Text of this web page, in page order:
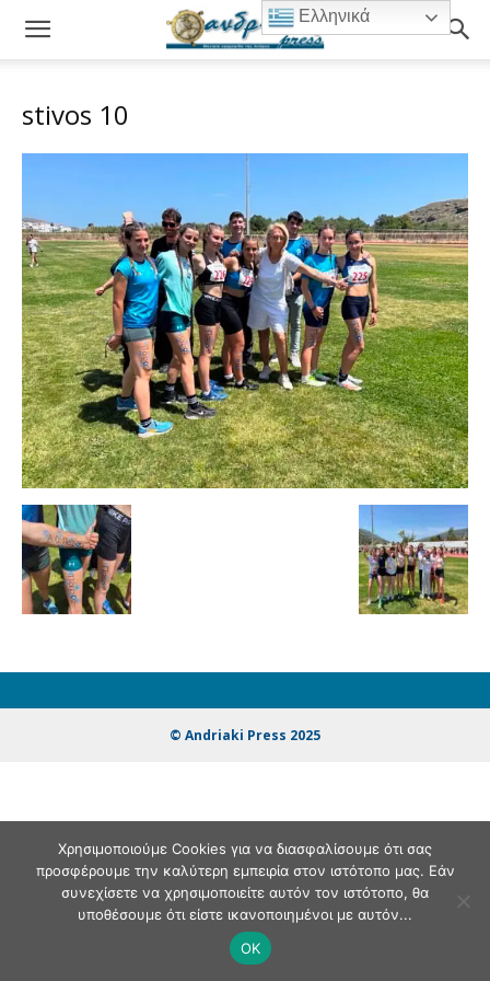
stivos 10
© Andriaki Press 2025
Ελληνικά
Χρησιμοποιούμε Cookies για να διασφαλίσουμε ότι σας
προσφέρουμε την καλύτερη εμπειρία στον ιστότοπο μας. Εάν
συνεχίσετε να χρησιμοποιείτε αυτόν τον ιστότοπο, θα
υποθέσουμε ότι είστε ικανοποιημένοι με αυτόν...
OK